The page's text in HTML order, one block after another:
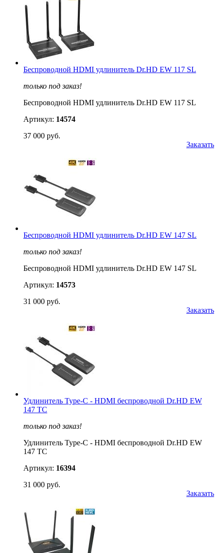
Беспроводной HDMI удлинитель Dr.HD EW 117 SL
только под заказ!
Беспроводной HDMI удлинитель Dr.HD EW 117 SL
Артикул: 14574
37 000 руб.
Заказать
Беспроводной HDMI удлинитель Dr.HD EW 147 SL
только под заказ!
Беспроводной HDMI удлинитель Dr.HD EW 147 SL
Артикул: 14573
31 000 руб.
Заказать
Удлинитель Type-C - HDMI беспроводной Dr.HD EW
147 TC
только под заказ!
Удлинитель Type-C - HDMI беспроводной Dr.HD EW
147 TC
Артикул: 16394
31 000 руб.
Заказать